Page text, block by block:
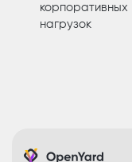
корпоративных
нагрузок